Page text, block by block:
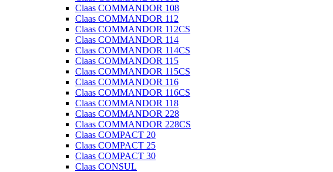
Claas COMMANDOR 108
Claas COMMANDOR 112
Claas COMMANDOR 112CS
Claas COMMANDOR 114
Claas COMMANDOR 114CS
Claas COMMANDOR 115
Claas COMMANDOR 115CS
Claas COMMANDOR 116
Claas COMMANDOR 116CS
Claas COMMANDOR 118
Claas COMMANDOR 228
Claas COMMANDOR 228CS
Claas COMPACT 20
Claas COMPACT 25
Claas COMPACT 30
Claas CONSUL